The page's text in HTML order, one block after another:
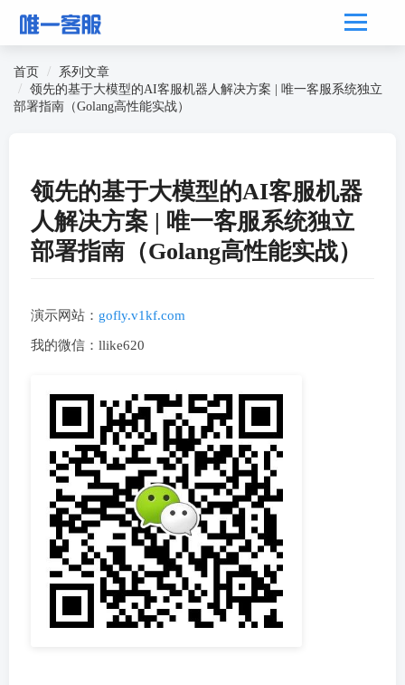
首页
系列文章
领先的基于大模型的AI客服机器人解决方案 | 唯一客服系统独立
部署指南（Golang高性能实战）
领先的基于大模型的AI客服机器
人解决方案 | 唯一客服系统独立
部署指南（Golang高性能实战）
演示网站： gofly.v1kf.com
我的微信：llike620